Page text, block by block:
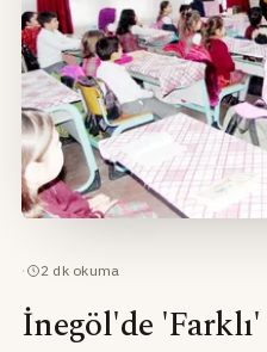
· 2 dk okuma
İnegöl'de